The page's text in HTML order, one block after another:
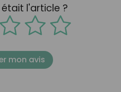
l'article ?
mon avis